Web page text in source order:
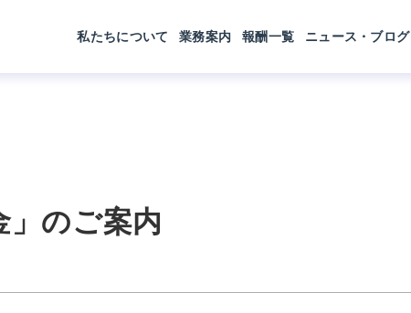
私たちについて 業務案内 報酬一覧 ニュース・ブログ
」のご案内